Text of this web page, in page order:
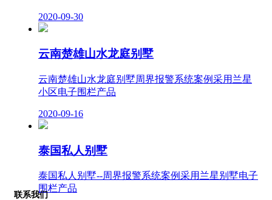
2020-09-30
云南楚雄山水龙庭别墅
云南楚雄山水龙庭别墅周界报警系统案例采用兰星
小区电子围栏产品
2020-09-16
泰国私人别墅
泰国私人别墅--周界报警系统案例采用兰星别墅电子
围栏产品
联系我们